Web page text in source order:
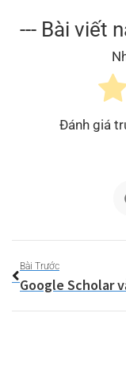
--- Bài viết
Đánh giá
Bài Trước